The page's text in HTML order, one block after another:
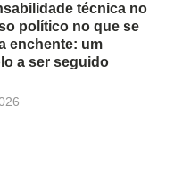
técnica no
político no que se
enchente: um
a ser seguido